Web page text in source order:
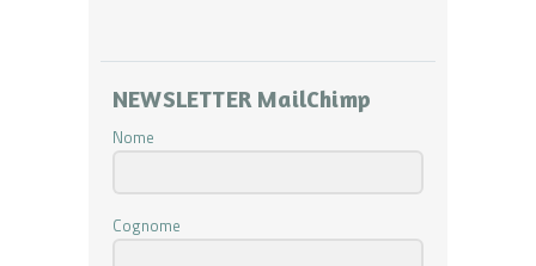
NEWSLETTER MailChimp
Nome
Cognome